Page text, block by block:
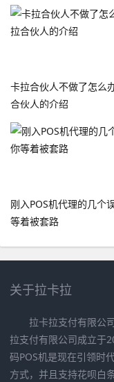
卡拉合伙人不做了怎么
合伙人的介绍
刚入POS机代理的几个
等着被套路
关于拉卡拉
拉卡拉支付有限公
拉支付有限公司成立于
码POS机是现在引领时
方式，并且支持花呗白